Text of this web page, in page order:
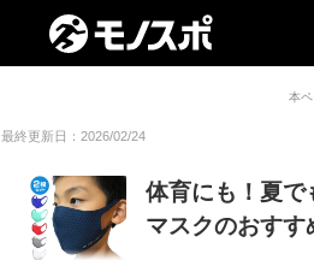
本
最終更新日：2026/02/24
体育にも！夏で
マスクのおすす